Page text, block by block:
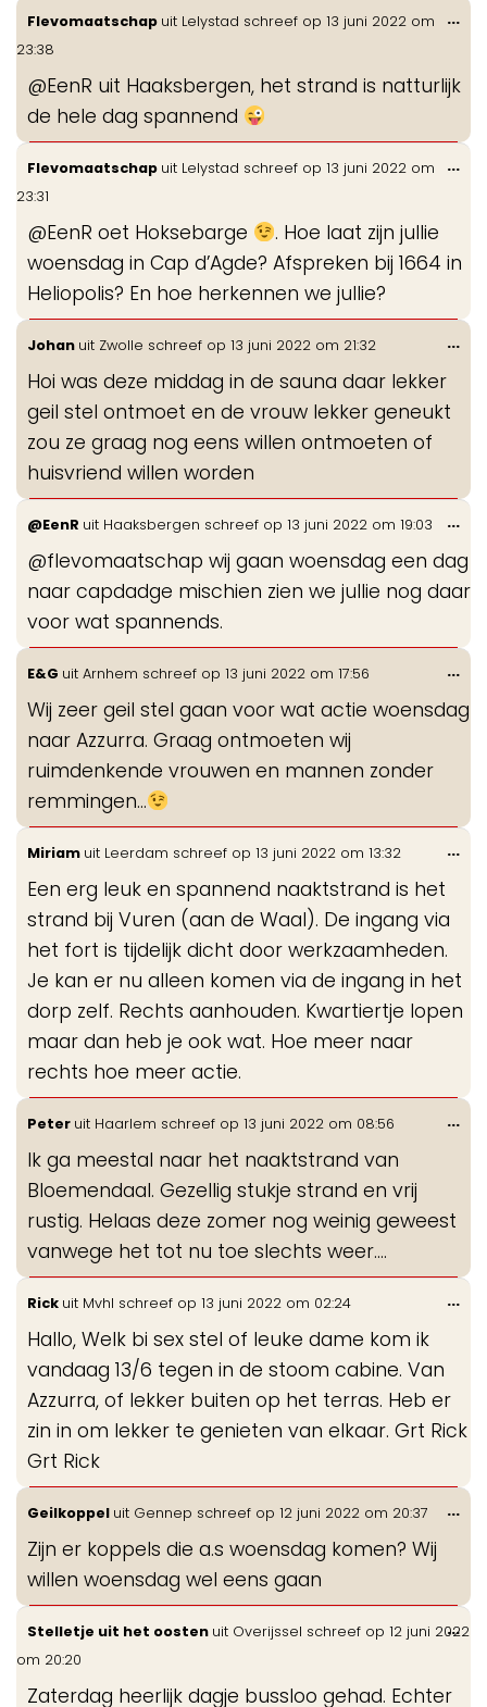
Flevomaatschap uit Lelystad schreef op 13 juni 2022 om
23:38
@EenR uit Haaksbergen, het strand is natturlijk
de hele dag spannend
...
Flevomaatschap uit Lelystad schreef op 13 juni 2022 om
23:31
@EenR oet Hoksebarge
. Hoe laat zijn jullie
woensdag in Cap d’Agde? Afspreken bij 1664 in
Heliopolis? En hoe herkennen we jullie?
...
Johan uit Zwolle schreef op 13 juni 2022 om 21:32
Hoi was deze middag in de sauna daar lekker
geil stel ontmoet en de vrouw lekker geneukt
zou ze graag nog eens willen ontmoeten of
huisvriend willen worden
...
@EenR uit Haaksbergen schreef op 13 juni 2022 om 19:03
@flevomaatschap wij gaan woensdag een dag
naar capdadge mischien zien we jullie nog daar
voor wat spannends.
...
E&G uit Arnhem schreef op 13 juni 2022 om 17:56
Wij zeer geil stel gaan voor wat actie woensdag
naar Azzurra. Graag ontmoeten wij
ruimdenkende vrouwen en mannen zonder
remmingen...
...
Miriam uit Leerdam schreef op 13 juni 2022 om 13:32
Een erg leuk en spannend naaktstrand is het
strand bij Vuren (aan de Waal). De ingang via
het fort is tijdelijk dicht door werkzaamheden.
Je kan er nu alleen komen via de ingang in het
dorp zelf. Rechts aanhouden. Kwartiertje lopen
maar dan heb je ook wat. Hoe meer naar
rechts hoe meer actie.
...
Peter uit Haarlem schreef op 13 juni 2022 om 08:56
Ik ga meestal naar het naaktstrand van
Bloemendaal. Gezellig stukje strand en vrij
rustig. Helaas deze zomer nog weinig geweest
vanwege het tot nu toe slechts weer....
...
Rick uit Mvhl schreef op 13 juni 2022 om 02:24
Hallo, Welk bi sex stel of leuke dame kom ik
vandaag 13/6 tegen in de stoom cabine. Van
Azzurra, of lekker buiten op het terras. Heb er
zin in om lekker te genieten van elkaar. Grt Rick
Grt Rick
...
Geilkoppel uit Gennep schreef op 12 juni 2022 om 20:37
Zijn er koppels die a.s woensdag komen? Wij
willen woensdag wel eens gaan
...
Stelletje uit het oosten uit Overijssel schreef op 12 juni 2022
om 20:20
Zaterdag heerlijk dagje bussloo gehad. Echter
...